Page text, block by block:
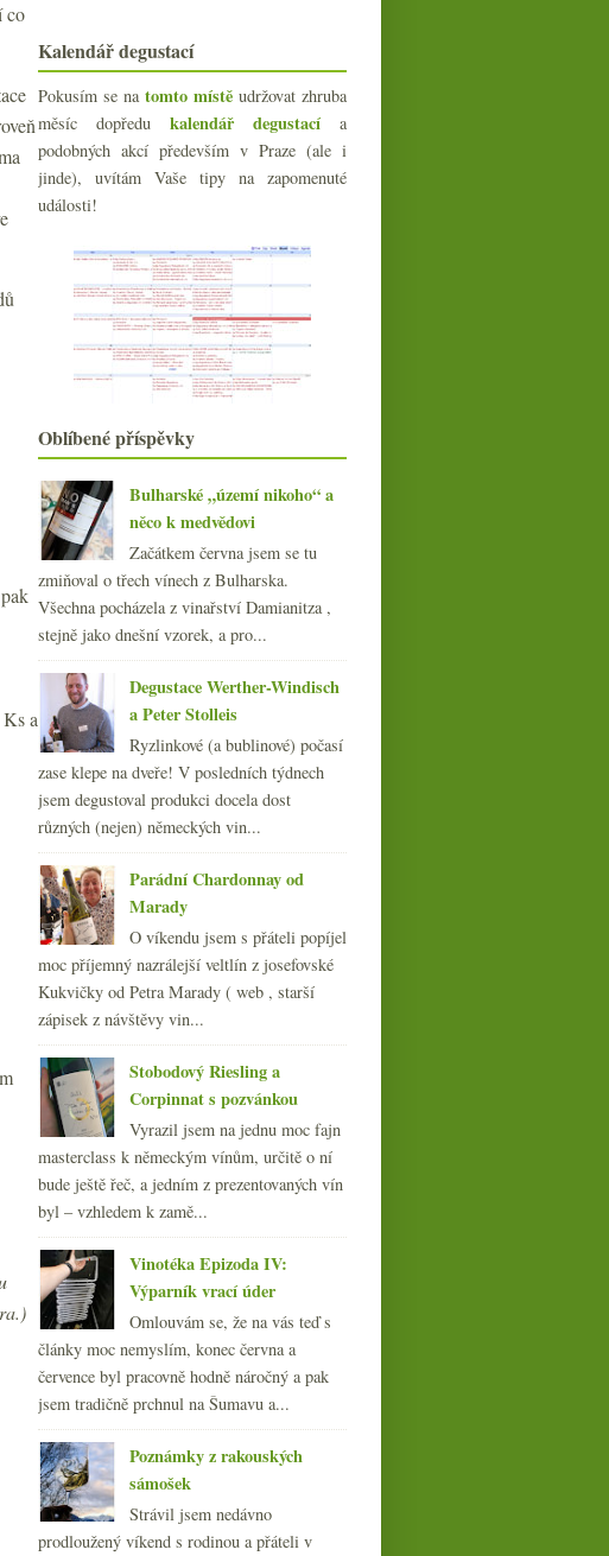
co
a
Cabernet od Anakena
Krásný vyzrálý Morgon
Odprodej levných značek,
podmořské zrání, Družstvo...
Pijte Mencíu s Ultreia Saint Jacques
Třikrát německý Riesling
Šumivé naturální Xarel·lo a Pinot od
Starosvětská parádní Viura
Sluníčko ve sklence
Bezva Mencía z Bierza
Fino Spritz a pětkrát bio cidre od
Klimenta
Admura, osobitá piemontská hračka
Jak boduji vína
►března(20)
►února(19)
►ledna (22)
►2018(240)
► 2017(240)
►2016 (250)
►2015(251)
►2014(254)
►2013(249)
2012 (254)
►2011(252)
►2010(249)
►2009(249)
►2008(270)
►2007(108)
Kalendář degustací
Pokusím se na tomto místě udržovat zhruba
měsíc dopředu kalendář degustacía
podobných akcí především v Praze (ale i
jinde), uvítám Vaše tipy na zapomenuté
události!
Oblíbené příspěvky
Bulharské „území nikoho“ a
něco k medvědovi
Začátkem června jsem se tu
zmiňoval o třech vínech z Bulharska.
Všechna pocházela z vinařství Damianitza ,
stejně jako dnešní vzorek, a pro...
Degustace Werther-Windisch
a Peter Stolleis
Ryzlinkové (a bublinové) počasí
zase klepe na dveře! V posledních týdnech
jsem degustoval produkci docela dost
různých (nejen) německých vin...
Parádní Chardonnay od
Marady
O víkendu jsem s přáteli popíjel
moc příjemný nazrálejší veltlín z josefovské
Kukvičky od Petra Marady ( web , starší
zápisek z návštěvy vin...
Stobodový Riesling a
Corpinnat s pozvánkou
Vyrazil jsem na jednu moc fajn
masterclass k německým vínům, určitě o ní
bude ještě řeč, a jedním z prezentovaných vín
byl – vzhledem k zamě...
Vinotéka Epizoda IV:
Výparník vrací úder
Omlouvám se, že na vás teď s
články moc nemyslím, konec června a
července byl pracovně hodně náročný a pak
jsem tradičně prchnul na Šumavu a...
Poznámky z rakouských
sámošek
Strávil jsem nedávno
prodloužený víkend s rodinou a přáteli v